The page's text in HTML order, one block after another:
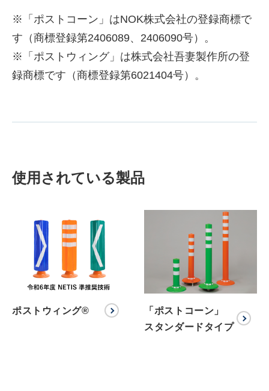
※「ポストコーン」はNOK株式会社の登録商標で
す（商標登録第2406089、2406090号）。
※「ポストウィング」は株式会社吾妻製作所の登
録商標です（商標登録第6021404号）。
使用されている製品
ポストウィング®
「ポストコーン」
スタンダードタイプ